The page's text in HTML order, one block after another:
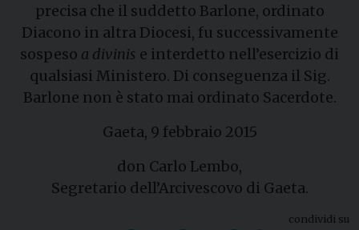
precisa che il suddetto Barlone, ordinato
Diacono in altra Diocesi, fu successivamente
sospeso a divinis e interdetto nell’esercizio di
qualsiasi Ministero. Di conseguenza il Sig.
Barlone non è stato mai ordinato Sacerdote.
Gaeta, 9 febbraio 2015
don Carlo Lembo,
Segretario dell’Arcivescovo di Gaeta.
condividi su